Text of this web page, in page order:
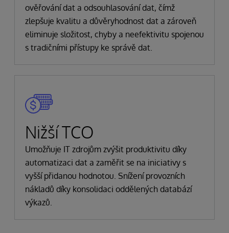
ověřování dat a odsouhlasování dat, čímž
zlepšuje kvalitu a důvěryhodnost dat a zároveň
eliminuje složitost, chyby a neefektivitu spojenou
s tradičními přístupy ke správě dat.
Nižší TCO
Umožňuje IT zdrojům zvýšit produktivitu díky
automatizaci dat a zaměřit se na iniciativy s
vyšší přidanou hodnotou. Snížení provozních
nákladů díky konsolidaci oddělených databází
výkazů.